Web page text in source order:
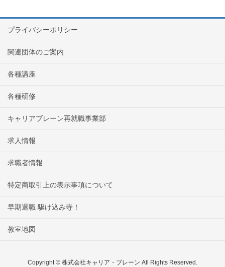
プライバシーポリシー
関連団体のご案内
各種講座
各種研修
キャリアブレーン再就職事業部
求人情報
求職者情報
特定商取引上の表示事項について
早期退職 駆け込み寺！
教室地図
Copyright © 株式会社キャリア・ブレーン All Rights Reserved.